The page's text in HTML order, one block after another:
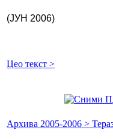
(ЈУН 2006)
Цео текст >
Архива 2005-2006 >